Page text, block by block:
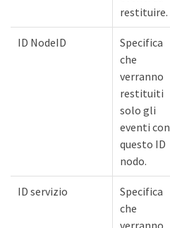
restituire.
ID NodeID
Specifica
che
verranno
restituiti
solo gli
eventi con
questo ID
nodo.
ID servizio
Specifica
che